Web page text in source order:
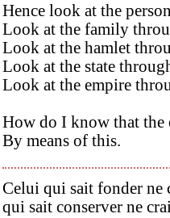
Hence look at the
Look at the family
Look at the hamlet
Look at the state
Look at the empire
How do I know that the
By means of this.
Celui qui sait fonder
qui sait conserver ne